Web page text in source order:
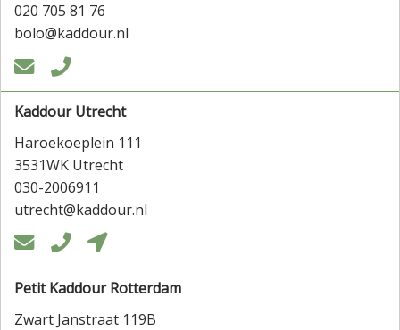
020 705 81 76
bolo@kaddour.nl
 
Kaddour Utrecht
Haroekoeplein 111
3531WK Utrecht
030-2006911
utrecht@kaddour.nl
  
Petit Kaddour Rotterdam
Zwart Janstraat 119B